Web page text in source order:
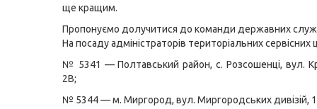
ще кращим.
Пропонуємо долучитися до команди державних
На посаду адміністраторів територіальних сервісних
№ 5341 — Полтавський район, с. Розсошенці, вул.
2В;
№ 5344 — м. Миргород, вул. Миргородських дивізій,